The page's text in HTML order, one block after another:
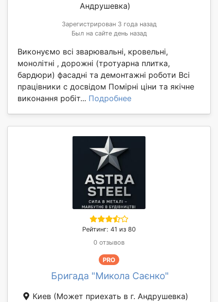
Андрушевка)
Зарегистрирован 3 года назад
Был на сайте день назад
Виконуємо всі зварювальні, кровельні,
монолітні , дорожні (тротуарна плитка,
бардюри) фасадні та демонтажні роботи Всі
працівники с досвідом Помірні ціни та якічне
виконання робіт... Подробнее
Рейтинг: 41 из 80
0 отзывов
PRO
Бригада "Микола Саєнко"
Киев (Может приехать в г. Андрушевка)